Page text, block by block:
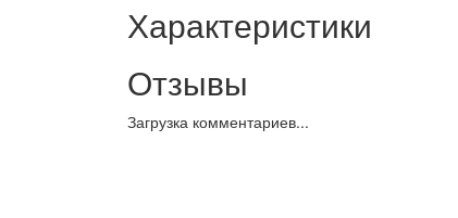
Характеристики
Отзывы
Загрузка комментариев...